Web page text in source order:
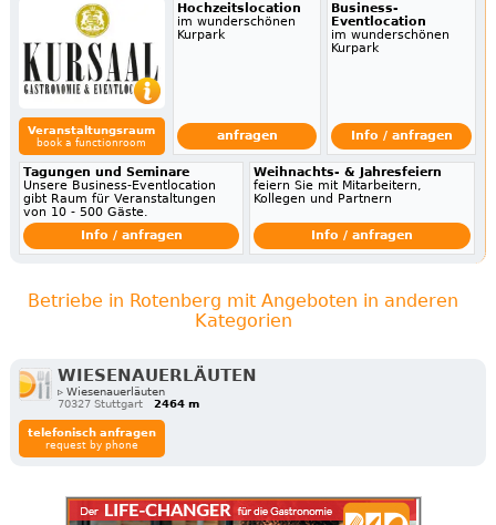
Veranstaltungsraum
book a functionroom
Hochzeitslocation
im wunderschönen
Kurpark
anfragen
Business-
Eventlocation
im wunderschönen
Kurpark
Info / anfragen
Tagungen und Seminare
Unsere Business-Eventlocation
gibt Raum für Veranstaltungen
von 10 - 500 Gäste.
Info / anfragen
Weihnachts- & Jahresfeiern
feiern Sie mit Mitarbeitern,
Kollegen und Partnern
Info / anfragen
Betriebe in Rotenberg mit Angeboten in anderen
Kategorien
WIESENAUERLÄUTEN
▹ Wiesenauerläuten
70327 Stuttgart
2464 m
telefonisch anfragen
request by phone